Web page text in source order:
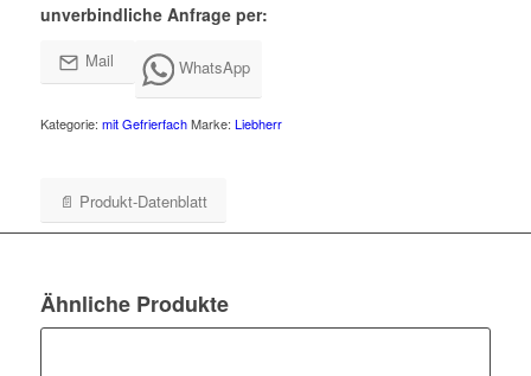
unverbindliche Anfrage per:
Mail WhatsApp
Kategorie: mit Gefrierfach Marke: Liebherr
📄 Produkt-Datenblatt
Ähnliche Produkte